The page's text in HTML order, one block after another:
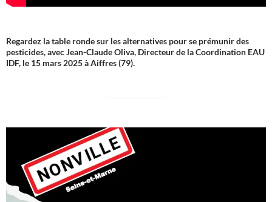
Regardez la table ronde sur les alternatives pour se prémunir des
pesticides, avec Jean-Claude Oliva, Directeur de la Coordination EAU
IDF, le 15 mars 2025 à Aiffres (79).